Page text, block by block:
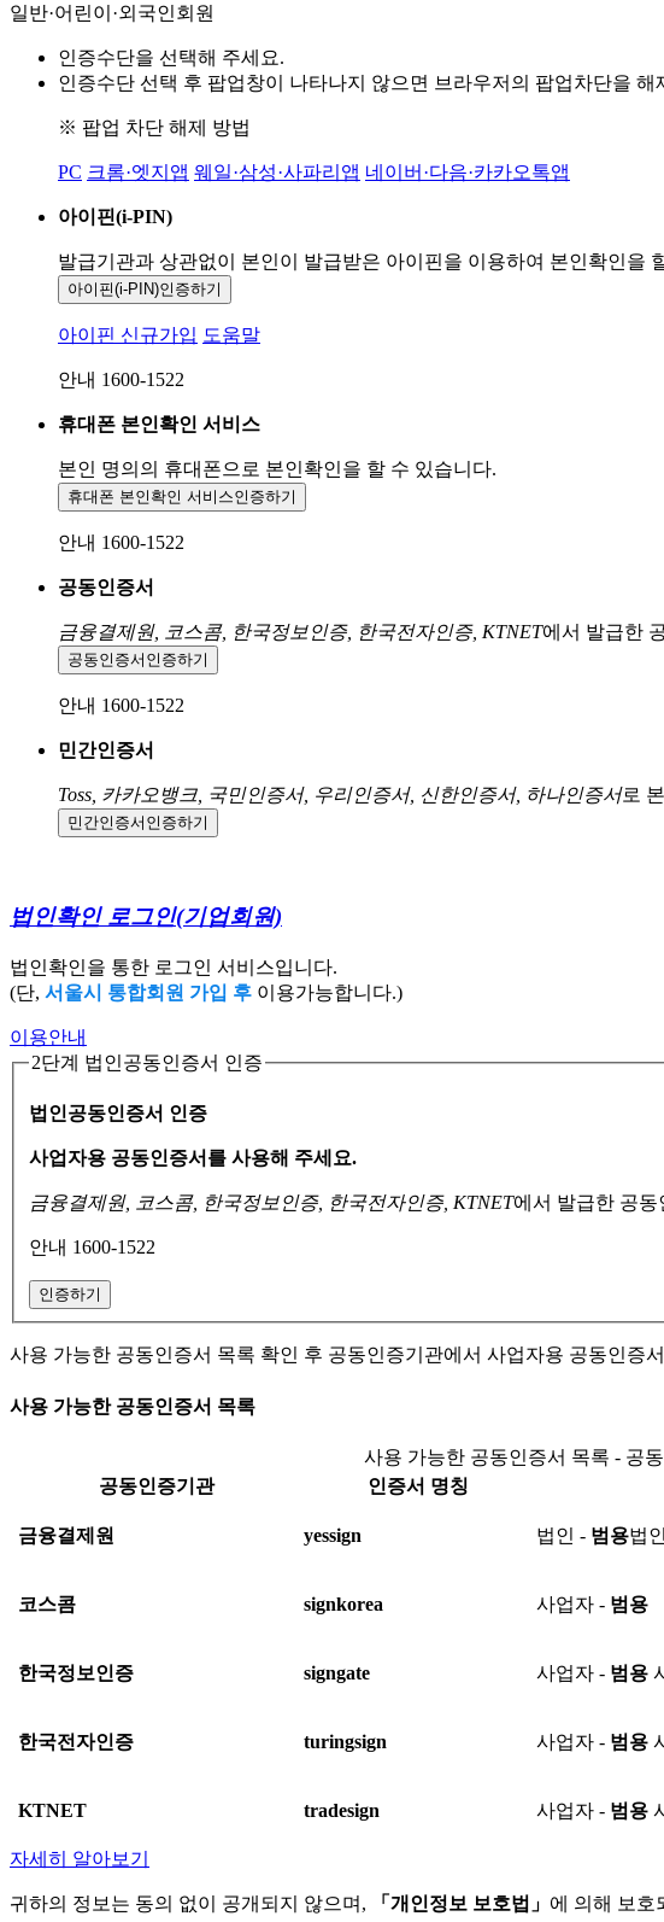
일반·어린이·외국인회원
인증수단을 선택해 주세요.
인증수단 선택 후 팝업창이 나타나지 않으면 브라우저의 팝업차단을 해
※ 팝업 차단 해제 방법
PC 크롬·엣지앱 웨일·삼성·사파리앱 네이버·다음·카카오톡앱
아이핀(i-PIN)
발급기관과 상관없이 본인이 발급받은 아이핀을 이용하여 본인확인을
아이핀(i-PIN)인증하기
아이핀 신규가입 도움말
안내 1600-1522
휴대폰 본인확인 서비스
본인 명의의 휴대폰으로 본인확인을 할 수 있습니다.
휴대폰 본인확인 서비스인증하기
안내 1600-1522
공동인증서
금융결제원, 코스콤, 한국정보인증, 한국전자인증, KTNET에서 발급한
공동인증서 인증하기
안내 1600-1522
민간인증서
Toss, 카카오뱅크, 국민인증서, 우리인증서, 신한인증서, 하나인증서로
민간인증서 인증하기
법인확인 로그인(기업회원)
법인확인을 통한 로그인 서비스입니다.
(단, 서울시 통합회원 가입 후 이용가능합니다.)
이용안내
2단계 법인공동인증서 인증
법인공동인증서 인증
사업자용 공동인증서를 사용해 주세요.
금융결제원, 코스콤, 한국정보인증, 한국전자인증, KTNET에서 발급한 공동
안내 1600-1522
인증하기
사용 가능한 공동인증서 목록 확인 후 공동인증기관에서 사업자용 공동인증
사용 가능한 공동인증서 목록
사용 가능한 공동인증서 목록 - 공
공동인증기관
인증서 명칭
금융결제원 yessign 법인 - 범용법
코스콤 signkorea 사업자 - 범용
한국정보인증 signgate 사업자 - 범용
한국전자인증 turingsign 사업자 - 범용
KTNET tradesign 사업자 - 범용
자세히 알아보기
귀하의 정보는 동의 없이 공개되지 않으며, 「개인정보 보호법」 에 의해 보호